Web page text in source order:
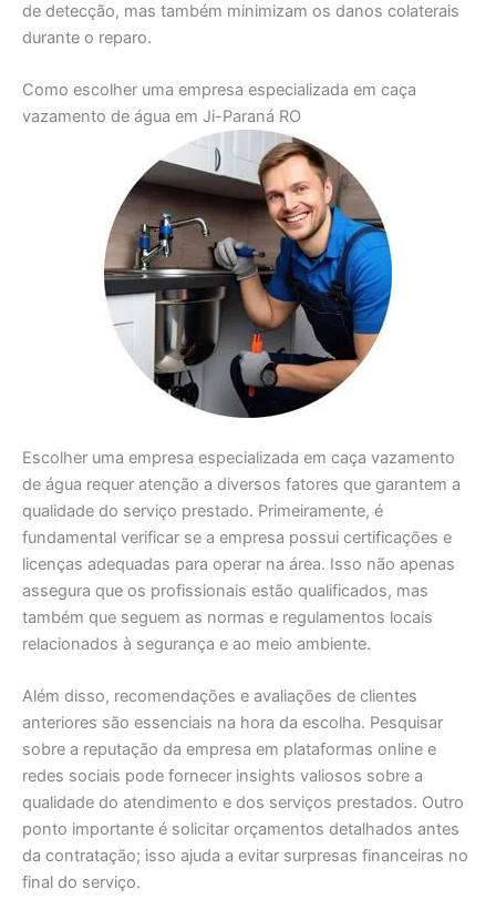
de detecção, mas também minimizam os danos colaterais
durante o reparo.
Como escolher uma empresa especializada em caça
vazamento de água em Ji-Paraná RO
Escolher uma empresa especializada em caça vazamento
de água requer atenção a diversos fatores que garantem a
qualidade do serviço prestado. Primeiramente, é
fundamental verificar se a empresa possui certificações e
licenças adequadas para operar na área. Isso não apenas
assegura que os profissionais estão qualificados, mas
também que seguem as normas e regulamentos locais
relacionados à segurança e ao meio ambiente.
Além disso, recomendações e avaliações de clientes
anteriores são essenciais na hora da escolha. Pesquisar
sobre a reputação da empresa em plataformas online e
redes sociais pode fornecer insights valiosos sobre a
qualidade do atendimento e dos serviços prestados. Outro
ponto importante é solicitar orçamentos detalhados antes
da contratação; isso ajuda a evitar surpresas financeiras no
final do serviço.